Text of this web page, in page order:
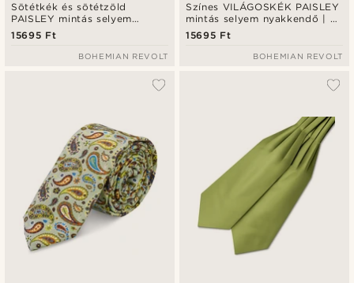
Sötétkék és sötétzöld
PAISLEY mintás selyem
nyakkendő | 6 cm
15695 Ft
BOHEMIAN REVOLT
Színes VILÁGOSKÉK PAISLEY
mintás selyem nyakkendő | 6
cm
15695 Ft
BOHEMIAN REVOLT